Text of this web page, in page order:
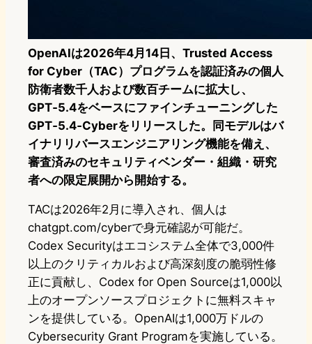
OpenAIは2026年4月14日、Trusted Access
for Cyber（TAC）プログラムを認証済みの個人
防衛者数千人および数百チームに拡大し、
GPT‑5.4をベースにファインチューニングした
GPT‑5.4‑Cyberをリリースした。同モデルはバ
イナリリバースエンジニアリング機能を備え、
審査済みのセキュリティベンダー・組織・研究
者への限定展開から開始する。
TACは2026年2月に導入され、個人は
chatgpt.com/cyberで身元確認が可能だ。
Codex Securityはエコシステム全体で3,000件
以上のクリティカルおよび高深刻度の脆弱性修
正に貢献し、Codex for Open Sourceは1,000以
上のオープンソースプロジェクトに無料スキャ
ンを提供している。OpenAIは1,000万ドルの
Cybersecurity Grant Programを実施している。